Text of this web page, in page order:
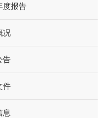
度报告
况
告
件
息